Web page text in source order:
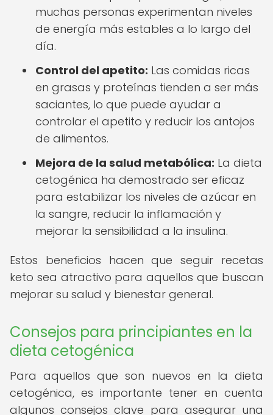
muchas personas experimentan niveles
de energía más estables a lo largo del
día.
Control del apetito: Las comidas ricas
en grasas y proteínas tienden a ser más
saciantes, lo que puede ayudar a
controlar el apetito y reducir los antojos
de alimentos.
Mejora de la salud metabólica: La dieta
cetogénica ha demostrado ser eficaz
para estabilizar los niveles de azúcar en
la sangre, reducir la inflamación y
mejorar la sensibilidad a la insulina.
Estos beneficios hacen que seguir recetas
keto sea atractivo para aquellos que buscan
mejorar su salud y bienestar general.
Consejos para principiantes en la
dieta cetogénica
Para aquellos que son nuevos en la dieta
cetogénica, es importante tener en cuenta
algunos consejos clave para asegurar una